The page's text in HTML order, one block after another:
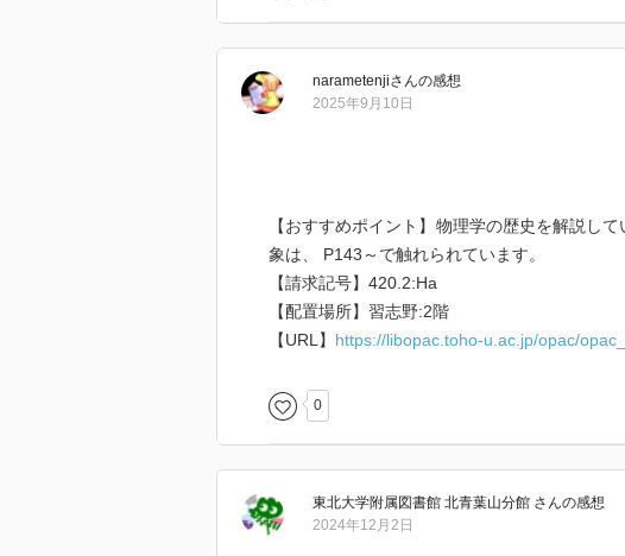
らいいか（おい）
ちなみに最初の量子物理学で2つの状態が共存
で説明がつくんですが、それはまあいいわね
narametenjiさんの感想
2025年9月10日
【おすすめポイント】物理学の歴史を解説し
象は、 P143～で触れられています。
【請求記号】420.2:Ha
【配置場所】習志野:2階
【URL】 https://libopac.toho-u.ac.jp/opac/
0
東北大学附属図書館 北青葉山分館 さんの感想
2024年12月2日